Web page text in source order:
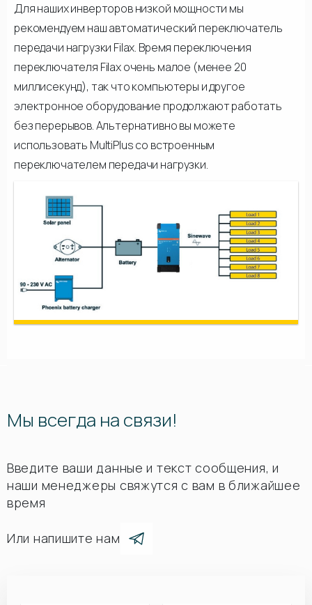
Для наших инверторов низкой мощности мы
рекомендуем наш автоматический переключатель
передачи нагрузки Filax. Время переключения
переключателя Filax очень малое (менее 20
миллисекунд), так что компьютеры и другое
электронное оборудование продолжают работать
без перерывов. Альтернативно вы можете
использовать MultiPlus со встроенным
переключателем передачи нагрузки.
Мы всегда на связи!
Введите ваши данные и текст сообщения, и
наши менеджеры свяжутся с вам в ближайшее
время
Или напишите нам